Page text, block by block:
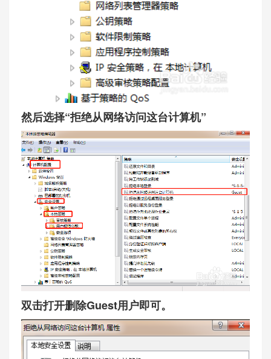
然后选择“拒绝从网络访问这台计算机”
双击打开删除Guest用户即可。